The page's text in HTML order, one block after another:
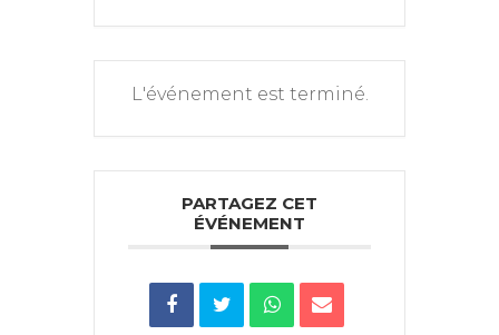
L'événement est terminé.
PARTAGEZ CET
ÉVÉNEMENT